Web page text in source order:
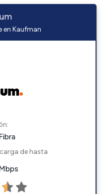
en Kaufman
de hasta